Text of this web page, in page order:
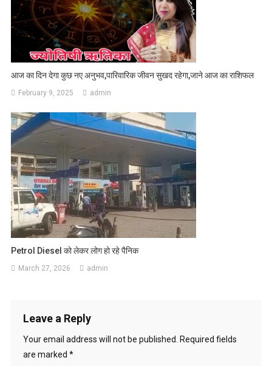
आज का दिन देगा कुछ नए अनुभव,पारिवारिक जीवन सुखद रहेगा,जाने आज का राशिफल
February 9, 2025 admin
Petrol Diesel को लेकर लोग हो रहे पैनिक
March 27, 2026 admin
Leave a Reply
Your email address will not be published.
Required fields
are marked *